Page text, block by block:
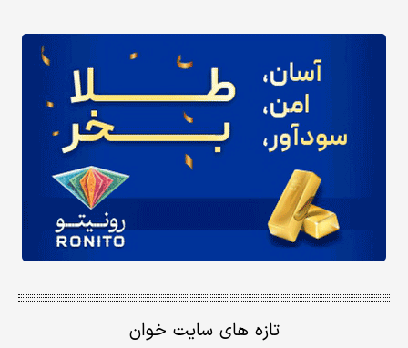
تازه های سایت خوان